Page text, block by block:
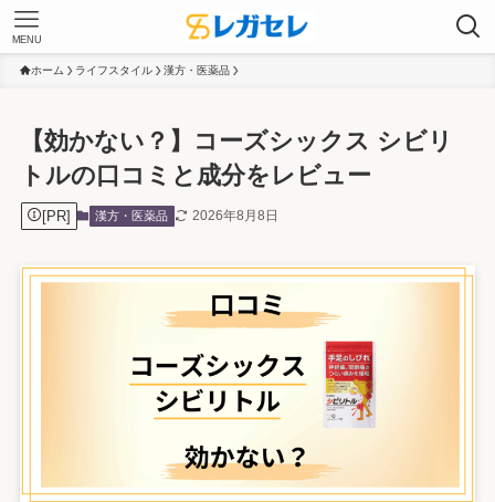
MENU
ホーム ライフスタイル 漢方・医薬品
【効かない？】コーズシックス シビリ
トルの口コミと成分をレビュー
[PR] 漢方・医薬品 2026年8月8日